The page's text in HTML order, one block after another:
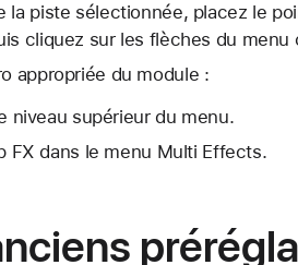
la piste sélectionnée, placez le
cliquez sur les flèches du
appropriée du module :
niveau supérieur du menu.
FX dans le menu Multi Effects.